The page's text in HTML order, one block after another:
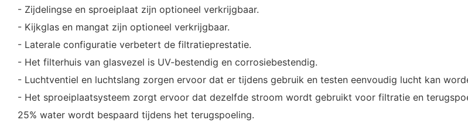
- Zijdelingse en sproeiplaat zijn optioneel verkrijgbaar.
- Kijkglas en mangat zijn optioneel verkrijgbaar.
- Laterale configuratie verbetert de filtratieprestatie.
- Het filterhuis van glasvezel is UV-bestendig en corrosiebestendig.
- Luchtventiel en luchtslang zorgen ervoor dat er tijdens gebruik en testen eenvoudig lucht kan
- Het sproeiplaatsysteem zorgt ervoor dat dezelfde stroom wordt gebruikt voor filtratie en
25% water wordt bespaard tijdens het terugspoeling.